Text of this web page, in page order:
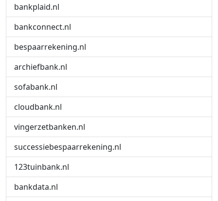
bankplaid.nl
bankconnect.nl
bespaarrekening.nl
archiefbank.nl
sofabank.nl
cloudbank.nl
vingerzetbanken.nl
successiebespaarrekening.nl
123tuinbank.nl
bankdata.nl